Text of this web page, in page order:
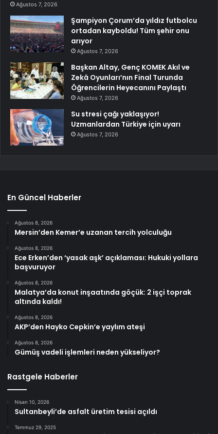
Ağustos 7, 2026
Şampiyon Çorum’da yıldız futbolcu
ortadan kayboldu! Tüm şehir onu
arıyor
Ağustos 7, 2026
Başkan Altay, Genç KOMEK Akıl ve
Zekâ Oyunları’nın Final Turunda
Öğrencilerin Heyecanını Paylaştı
Ağustos 7, 2026
Su stresi çağı yaklaşıyor!
Uzmanlardan Türkiye için uyarı
Ağustos 7, 2026
En Güncel Haberler
Ağustos 8, 2026
Mersin’den Kemer’e uzanan tercih yolculuğu
Ağustos 8, 2026
Ece Erken’den ‘yasak aşk’ açıklaması: Hukuki yollara
başvuruyor
Ağustos 8, 2026
Malatya’da konut inşaatında göçük: 2 işçi toprak
altında kaldı!
Ağustos 8, 2026
AKP’den Hayko Cepkin’e yaylım ateşi
Ağustos 8, 2026
Gümüş vadeli işlemleri neden yükseliyor?
Rastgele Haberler
Nisan 10, 2026
Sultanbeyli’de asfalt üretim tesisi açıldı
Temmuz 29, 2025